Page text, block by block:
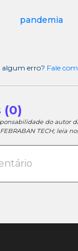
pandemia
erro? Fale
(0)
do autor
TECH; leia